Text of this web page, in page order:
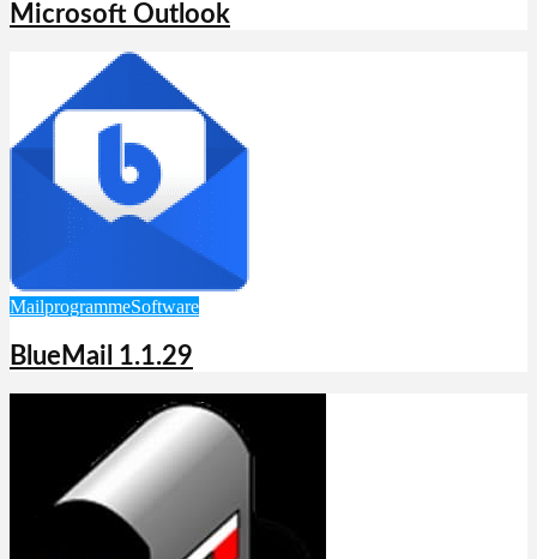
Microsoft Outlook
MailprogrammeSoftware
BlueMail 1.1.29